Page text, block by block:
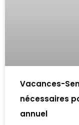
Vacances-
nécessaires
annuel